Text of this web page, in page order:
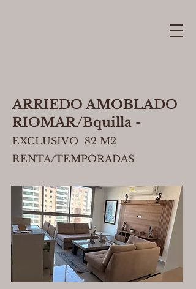
ARRIEDO AMOBLADO
RIOMAR/Bquilla -
EXCLUSIVO 82 M2
RENTA/TEMPORADAS